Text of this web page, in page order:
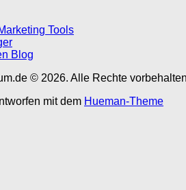
Tools
Blog
© 2026. Alle Rechte
mit dem Hueman-Theme